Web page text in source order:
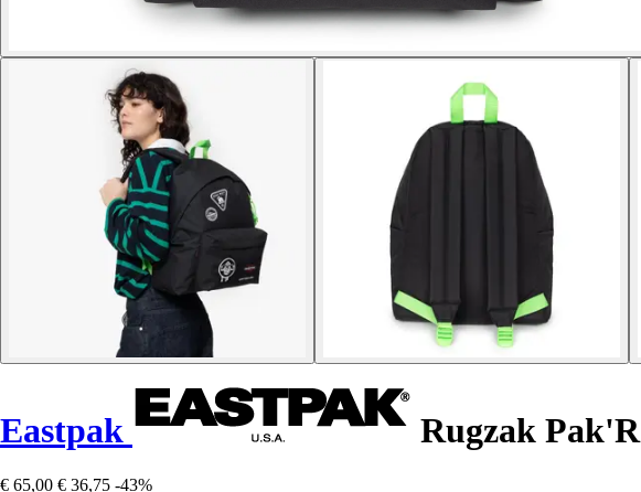
Eastpak Rugzak Pak'R
€ 65,00 € 36,75 -43%